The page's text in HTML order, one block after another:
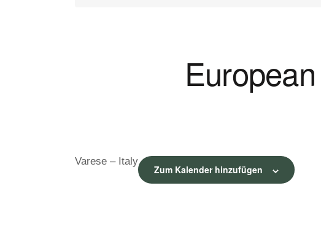
Varese – Italy
Zum Kalender hinzufügen